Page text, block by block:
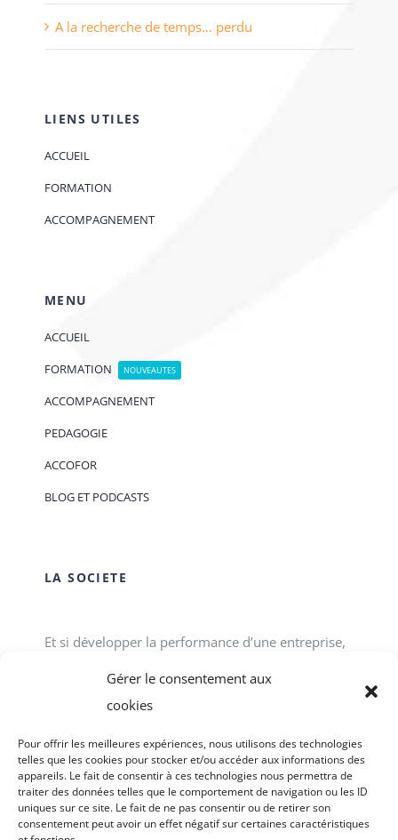
Gérer le consentement aux
cookies
Pour offrir les meilleures expériences, nous utilisons des technologies
telles que les cookies pour stocker et/ou accéder aux informations des
appareils. Le fait de consentir à ces technologies nous permettra de
traiter des données telles que le comportement de navigation ou les ID
uniques sur ce site. Le fait de ne pas consentir ou de retirer son
consentement peut avoir un effet négatif sur certaines caractéristiques
A la recherche de temps… perdu
LIENS UTILES
ACCUEIL
FORMATION
ACCOMPAGNEMENT
MENU
ACCUEIL
FORMATION
NOUVEAUTES
ACCOMPAGNEMENT
PEDAGOGIE
ACCOFOR
BLOG ET PODCASTS
LA SOCIETE
Et si développer la performance d’une entreprise,
d’une association, d’un service public passait tout
simplement par le développement des talents
vous propose des formations-actions.